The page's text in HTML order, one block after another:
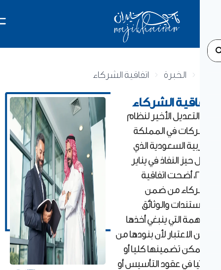
الخبرة اتفاقية الشركاء
الشركاء
الأخير لنظام
في المملكة
السعودية الذي
النفاذ في يناير
2023، أضحت اتفاقية
من ضمن
والوثائق
التي ينبغي أخذها
الاعتبار لأن بنودها من
تضمينها كليا أو
في عقود التأسيس أو